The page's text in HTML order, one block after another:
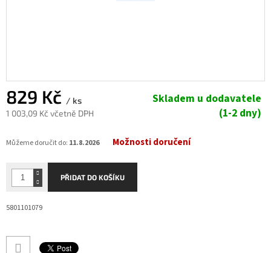
829 Kč / ks
1 003,09 Kč včetně DPH
cena:
Skladem u dodavatele
(1-2 dny)
Můžeme doručit do: 11.8.2026 Možnosti doručení
PŘIDAT DO KOŠÍKU
5801101079